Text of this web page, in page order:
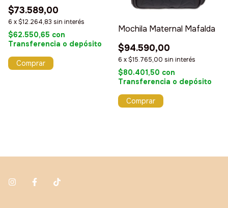
$73.589,00
6 x$12.264,83 sin interés
$62.550,65 con
Transferencia o depósito
Comprar
Mochila Maternal Mafalda
$94.590,00
6 x$15.765,00 sin interés
$80.401,50 con
Transferencia o depósito